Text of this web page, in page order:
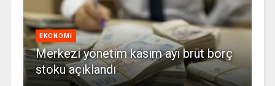
EKONOMI
Merkezi yönetim kasım ayı brüt borç
stoku açıklandı